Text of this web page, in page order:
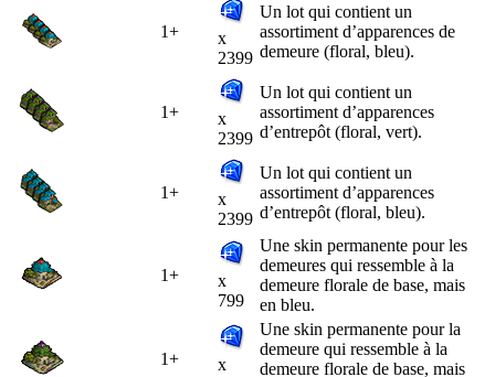
1+
x
2399
Un lot qui contient un
assortiment d’apparences de
demeure (floral, bleu).
1+
x
2399
Un lot qui contient un
assortiment d’apparences
d’entrepôt (floral, vert).
1+
x
2399
Un lot qui contient un
assortiment d’apparences
d’entrepôt (floral, bleu).
1+
x
799
Une skin permanente pour les
demeures qui ressemble à la
demeure florale de base, mais
en bleu.
1+
x
Une skin permanente pour la
demeure qui ressemble à la
demeure florale de base, mais